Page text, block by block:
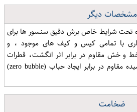
مشخصات دیگر
تحت شرایط خاص برش دقیق سنسور ها برای
با تمامی کیس و کیف های موجود ، و
خط و خش مقاوم در برابر اثر انگشت، قطرات
آب،چربی دارای لبه هایی خمیده مقاوم در برابر ایجاد حباب (zero bubble)
ضخامت